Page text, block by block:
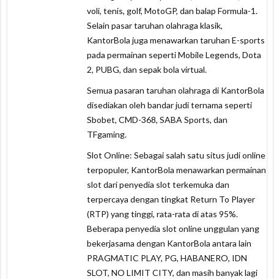
voli, tenis, golf, MotoGP, dan balap Formula-1.
Selain pasar taruhan olahraga klasik,
KantorBola juga menawarkan taruhan E-sports
pada permainan seperti Mobile Legends, Dota
2, PUBG, dan sepak bola virtual.
Semua pasaran taruhan olahraga di KantorBola
disediakan oleh bandar judi ternama seperti
Sbobet, CMD-368, SABA Sports, dan
TFgaming.
Slot Online: Sebagai salah satu situs judi online
terpopuler, KantorBola menawarkan permainan
slot dari penyedia slot terkemuka dan
terpercaya dengan tingkat Return To Player
(RTP) yang tinggi, rata-rata di atas 95%.
Beberapa penyedia slot online unggulan yang
bekerjasama dengan KantorBola antara lain
PRAGMATIC PLAY, PG, HABANERO, IDN
SLOT, NO LIMIT CITY, dan masih banyak lagi